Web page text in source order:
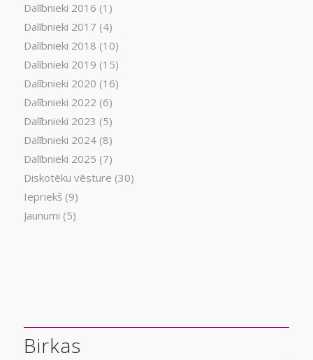
Dalībnieki 2016 (1)
Dalībnieki 2017 (4)
Dalībnieki 2018 (10)
Dalībnieki 2019 (15)
Dalībnieki 2020 (16)
Dalībnieki 2022 (6)
Dalībnieki 2023 (5)
Dalībnieki 2024(8)
Dalībnieki 2025 (7)
Diskotēku vēsture (30)
Iepriekš(9)
Jaunumi (5)
Birkas